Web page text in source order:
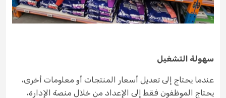
سهولة التشغيل
عندما يحتاج إلى تعديل أسعار المنتجات أو معلومات أخرى،
يحتاج الموظفون فقط إلى الإعداد من خلال منصة الإدارة،